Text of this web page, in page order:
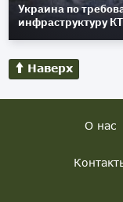
Украина по
инфраструктуру
Наверх
О нас